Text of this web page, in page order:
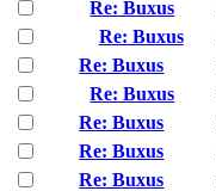
Re: Buxus
Re: Buxus
Re: Buxus
Re: Buxus
Re: Buxus
Re: Buxus
Re: Buxus